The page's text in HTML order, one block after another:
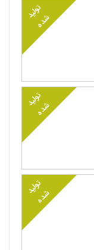
تولید
شده
تولید
شده
تولید
شده